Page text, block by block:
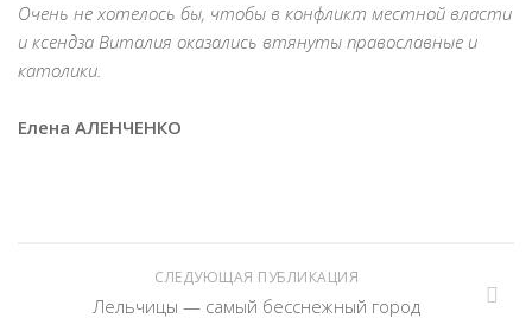
Очень не хотелось бы, чтобы в конфликт местной власти
и ксендза Виталия оказались втянуты православные и
католики.
Елена АЛЕНЧЕНКО
СЛЕДУЮЩАЯ ПУБЛИКАЦИЯ
Лельчицы — самый бесснежный город